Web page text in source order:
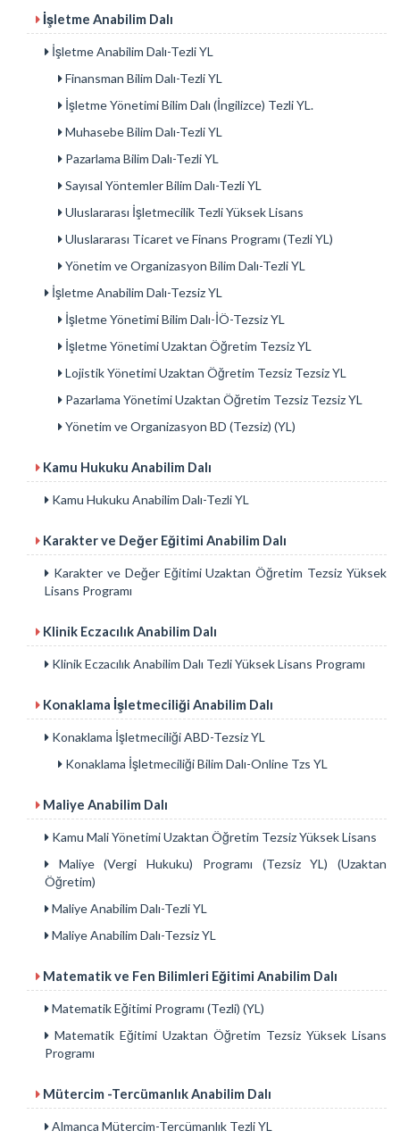
İşletme Anabilim Dalı
İşletme Anabilim Dalı-Tezli YL
Finansman Bilim Dalı-Tezli YL
İşletme Yönetimi Bilim Dalı (İngilizce) Tezli YL.
Muhasebe Bilim Dalı-Tezli YL
Pazarlama Bilim Dalı-Tezli YL
Sayısal Yöntemler Bilim Dalı-Tezli YL
Uluslararası İşletmecilik Tezli Yüksek Lisans
Uluslararası Ticaret ve Finans Programı (Tezli YL)
Yönetim ve Organizasyon Bilim Dalı-Tezli YL
İşletme Anabilim Dalı-Tezsiz YL
İşletme Yönetimi Bilim Dalı-İÖ-Tezsiz YL
İşletme Yönetimi Uzaktan Öğretim Tezsiz YL
Lojistik Yönetimi Uzaktan Öğretim Tezsiz Tezsiz YL
Pazarlama Yönetimi Uzaktan Öğretim Tezsiz Tezsiz YL
Yönetim ve Organizasyon BD (Tezsiz) (YL)
Kamu Hukuku Anabilim Dalı
Kamu Hukuku Anabilim Dalı-Tezli YL
Karakter ve Değer Eğitimi Anabilim Dalı
Karakter ve Değer Eğitimi Uzaktan Öğretim Tezsiz Yüksek
Lisans Programı
Klinik Eczacılık Anabilim Dalı
Klinik Eczacılık Anabilim Dalı Tezli Yüksek Lisans Programı
Konaklama İşletmeciliği Anabilim Dalı
Konaklama İşletmeciliği ABD-Tezsiz YL
Konaklama İşletmeciliği Bilim Dalı-Online Tzs YL
Maliye Anabilim Dalı
Kamu Mali Yönetimi Uzaktan Öğretim Tezsiz Yüksek Lisans
Maliye (Vergi Hukuku) Programı (Tezsiz YL) (Uzaktan
Öğretim)
Maliye Anabilim Dalı-Tezli YL
Maliye Anabilim Dalı-Tezsiz YL
Matematik ve Fen Bilimleri Eğitimi Anabilim Dalı
Matematik Eğitimi Programı (Tezli) (YL)
Matematik Eğitimi Uzaktan Öğretim Tezsiz Yüksek Lisans
Programı
Mütercim -Tercümanlık Anabilim Dalı
Almanca Mütercim-Tercümanlık Tezli YL